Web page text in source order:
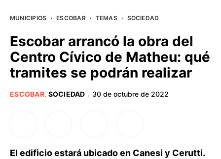
BUENOS AIRES
MUNICIPIOS · ESCOBAR · TEMAS · SOCIEDAD
Escobar arrancó la obra del
Centro Cívico de Matheu: qué
tramites se podrán realizar
ESCOBAR. SOCIEDAD · 30 de octubre de 2022
El edificio estará ubicado en Canesi y Cerutti.